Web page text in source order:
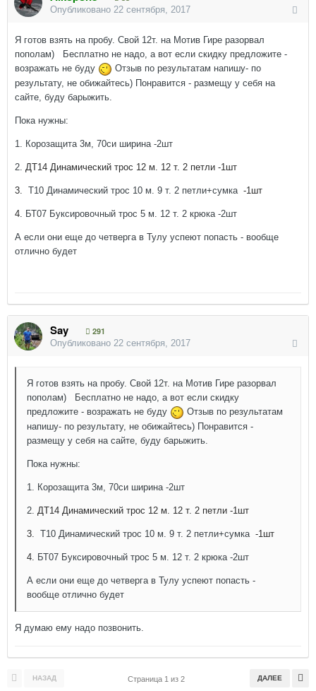
Опубликовано 22 сентября, 2017
Я готов взять на пробу. Свой 12т. на Мотив Гире разорвал
пополам) Бесплатно не надо, а вот если скидку предложите -
возражать не буду
Отзыв по результатам напишу- по
результату, не обижайтесь) Понравится - размещу у себя на
сайте, буду барыжить.
Пока нужны:
1. Корозащита 3м, 70си ширина -2шт
2. ДТ14 Динамический трос 12 м. 12 т. 2 петли -1шт
3. Т10 Динамический трос 10 м. 9 т. 2 петли+сумка -1шт
4. БТ07 Буксировочный трос 5 м. 12 т. 2 крюка -2шт
А если они еще до четверга в Тулу успеют попасть - вообще
отлично будет
Say
291
Опубликовано 22 сентября, 2017
Я готов взять на пробу. Свой 12т. на Мотив Гире разорвал
пополам) Бесплатно не надо, а вот если скидку
предложите - возражать не буду
Отзыв по результатам
напишу- по результату, не обижайтесь) Понравится -
размещу у себя на сайте, буду барыжить.
Пока нужны:
1. Корозащита 3м, 70си ширина -2шт
2. ДТ14 Динамический трос 12 м. 12 т. 2 петли -1шт
3. Т10 Динамический трос 10 м. 9 т. 2 петли+сумка -1шт
4. БТ07 Буксировочный трос 5 м. 12 т. 2 крюка -2шт
А если они еще до четверга в Тулу успеют попасть -
вообще отлично будет
Я думаю ему надо позвонить.
НАЗАД ДАЛЕЕ
Страница 1 из 2